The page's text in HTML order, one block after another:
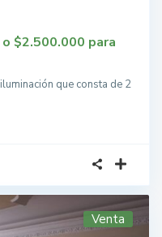
$2.500.000 para
que consta de 2
Venta